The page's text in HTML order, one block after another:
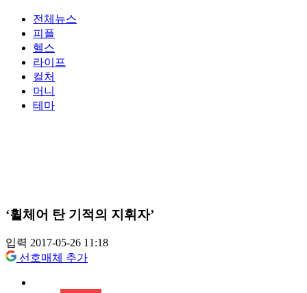
전체뉴스
피플
헬스
라이프
컬처
머니
테마
‘휠체어 탄 기적의 지휘자’
입력 2017-05-26 11:18
선호매체 추가